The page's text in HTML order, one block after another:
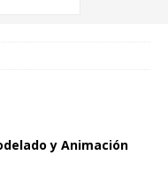
y Animación